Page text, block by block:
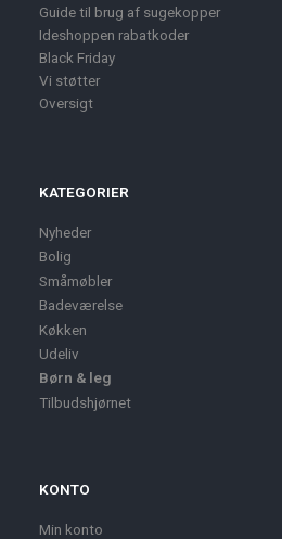
Guide til brug af sugekopper
Ideshoppen rabatkoder
Black Friday
Vi støtter
Oversigt
KATEGORIER
Nyheder
Bolig
Småmøbler
Badeværelse
Køkken
Udeliv
Børn & leg
Tilbudshjørnet
KONTO
Min konto